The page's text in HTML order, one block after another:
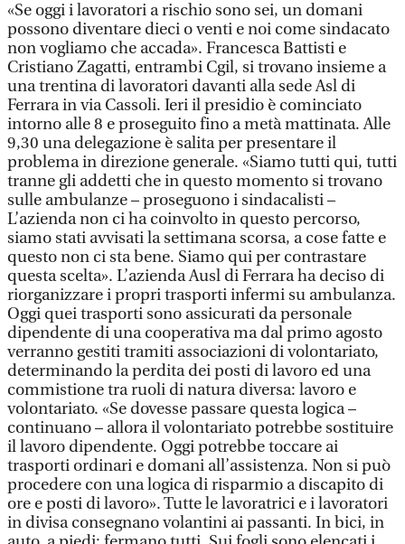
«Se oggi i lavoratori a rischio sono sei, un domani
possono diventare dieci o venti e noi come sindacato
non vogliamo che accada». Francesca Battisti e
Cristiano Zagatti, entrambi Cgil, si trovano insieme a
una trentina di lavoratori davanti alla sede Asl di
Ferrara in via Cassoli. Ieri il presidio è cominciato
intorno alle 8 e proseguito fino a metà mattinata. Alle
9,30 una delegazione è salita per presentare il
problema in direzione generale. «Siamo tutti qui, tutti
tranne gli addetti che in questo momento si trovano
sulle ambulanze – proseguono i sindacalisti –
L’azienda non ci ha coinvolto in questo percorso,
siamo stati avvisati la settimana scorsa, a cose fatte e
questo non ci sta bene. Siamo qui per contrastare
questa scelta». L’azienda Ausl di Ferrara ha deciso di
riorganizzare i propri trasporti infermi su ambulanza.
Oggi quei trasporti sono assicurati da personale
dipendente di una cooperativa ma dal primo agosto
verranno gestiti tramiti associazioni di volontariato,
determinando la perdita dei posti di lavoro ed una
commistione tra ruoli di natura diversa: lavoro e
volontariato. «Se dovesse passare questa logica –
continuano – allora il volontariato potrebbe sostituire
il lavoro dipendente. Oggi potrebbe toccare ai
trasporti ordinari e domani all’assistenza. Non si può
procedere con una logica di risparmio a discapito di
ore e posti di lavoro». Tutte le lavoratrici e i lavoratori
in divisa consegnano volantini ai passanti. In bici, in